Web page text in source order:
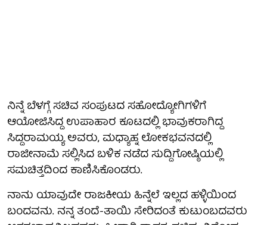
ನಿನ್ನೆ ಬೆಳಗ್ಗೆ ಸಚಿವ ಸಂಪುಟದ ಸಹೋದ್ಯೋಗಿಗಳಿಗೆ
ಆಯೋಜಿಸಿದ್ದ ಉಪಾಹಾರ ಕೂಟದಲ್ಲಿ ಭಾವುಕರಾಗಿದ್ದ
ಸಿದ್ದರಾಮಯ್ಯ ಅವರು, ಮಧ್ಯಾಹ್ನ ಲೋಕಭವನದಲ್ಲಿ
ರಾಜೀನಾಮೆ ಸಲ್ಲಿಸಿದ ಬಳಿಕ ನಡೆದ ಸುದ್ದಿಗೋಷ್ಠಿಯಲ್ಲಿ
ಸಮಚಿತ್ತದಿಂದ ಕಾಣಿಸಿಕೊಂಡರು.
ನಾನು ಯಾವುದೇ ರಾಜಕೀಯ ಹಿನ್ನೆಲೆ ಇಲ್ಲದ ಹಳ್ಳಿಯಿಂದ
ಬಂದವನು. ನನ್ನ ತಂದೆ-ತಾಯಿ ಸೇರಿದಂತೆ ಕುಟುಂಬದವರು